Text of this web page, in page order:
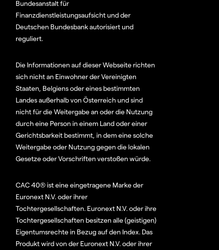
Bundesanstalt für
Finanzdienstleistungsaufsicht und der
Deutschen Bundesbank autorisiert und
reguliert.
Die Informationen auf dieser Webseite richten
sich nicht an Einwohner der Vereinigten
Staaten, Belgiens oder eines bestimmten
Landes außerhalb von Österreich und sind
nicht für die Weitergabe an oder die Nutzung
durch eine Person in einem Land oder einer
Gerichtsbarkeit bestimmt, in dem eine solche
Weitergabe oder Nutzung gegen die lokalen
Gesetze oder Vorschriften verstoßen würde.
CAC 40® ist eine eingetragene Marke der
Euronext N.V. oder ihrer
Tochtergesellschaften. Euronext N.V. oder ihre
Tochtergesellschaften besitzen alle (geistigen)
Eigentumsrechte in Bezug auf den Index. Das
Produkt wird von der Euronext N.V. oder ihrer